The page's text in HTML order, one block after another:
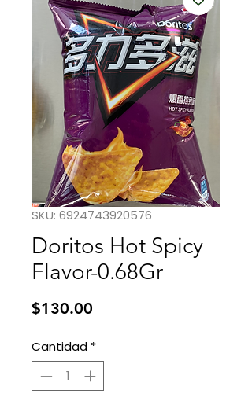
SKU: 6924743920576
Doritos Hot Spicy
Flavor-0.68Gr
$130.00
Cantidad *